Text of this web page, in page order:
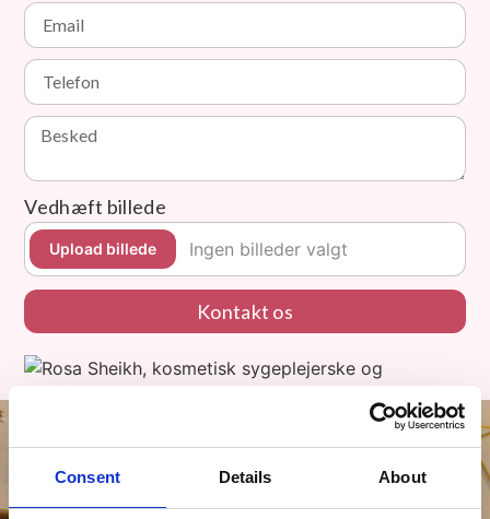
Consent Details About
Vedhæft billede
Upload billede Ingen billeder valgt
Kontakt os
Hvorfor du er i trygge hænder hos
RoseClinic
Når du vælger os, vælger du kompromisløs